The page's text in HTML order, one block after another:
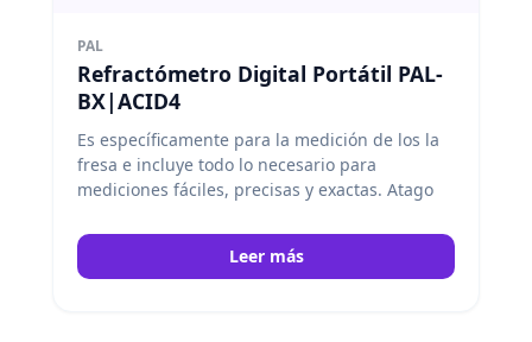
PAL
Refractómetro Digital Portátil PAL-
BX|ACID4
Es específicamente para la medición de los la
fresa e incluye todo lo necesario para
mediciones fáciles, precisas y exactas. Atago
Leer más